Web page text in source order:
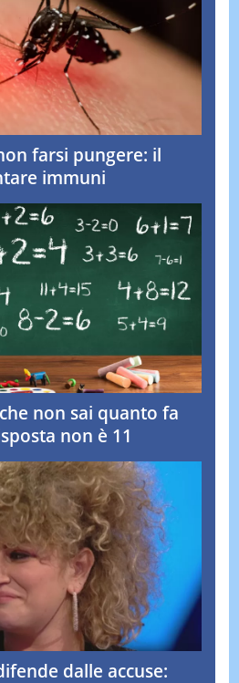
farsi pungere: il
immuni
non sai quanto fa
non è 11
dalle accuse: